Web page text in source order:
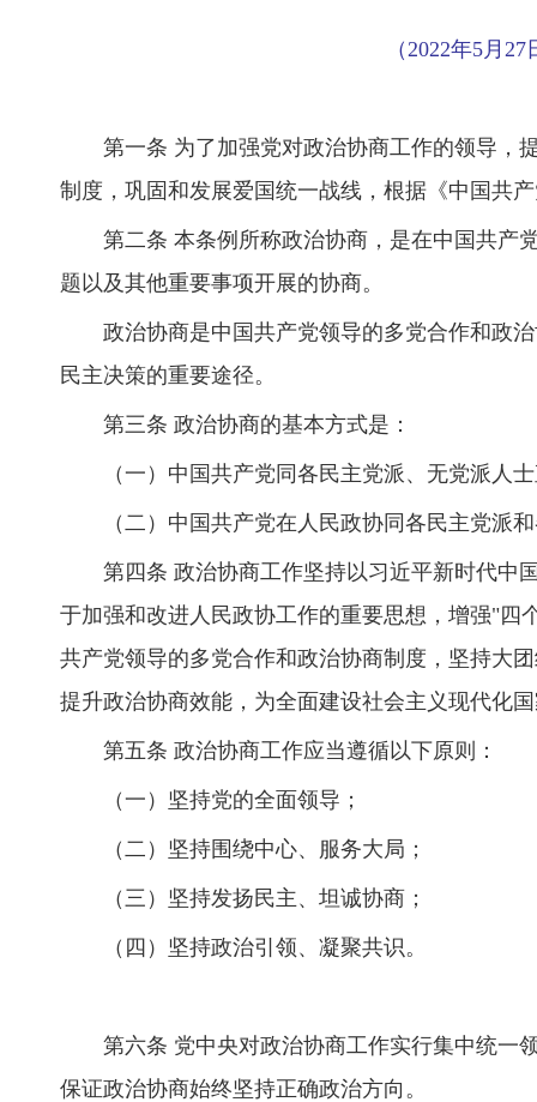
（2022年5月
第一条 为了加强党对政治协商工作的领导，
制度，巩固和发展爱国统一战线，根据《中国共
第二条 本条例所称政治协商，是在中国共产
题以及其他重要事项开展的协商。
政治协商是中国共产党领导的多党合作和政
民主决策的重要途径。
第三条 政治协商的基本方式是：
（一）中国共产党同各民主党派、无党派人
（二）中国共产党在人民政协同各民主党派
第四条 政治协商工作坚持以习近平新时代中
于加强和改进人民政协工作的重要思想，增强"
共产党领导的多党合作和政治协商制度，坚持大
提升政治协商效能，为全面建设社会主义现代化
第五条 政治协商工作应当遵循以下原则：
（一）坚持党的全面领导；
（二）坚持围绕中心、服务大局；
（三）坚持发扬民主、坦诚协商；
（四）坚持政治引领、凝聚共识。
第六条 党中央对政治协商工作实行集中统一
保证政治协商始终坚持正确政治方向。